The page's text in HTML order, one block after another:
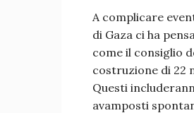
A complicare
di Gaza ci ha
come il consiglio
costruzione di 22
Questi
avamposti